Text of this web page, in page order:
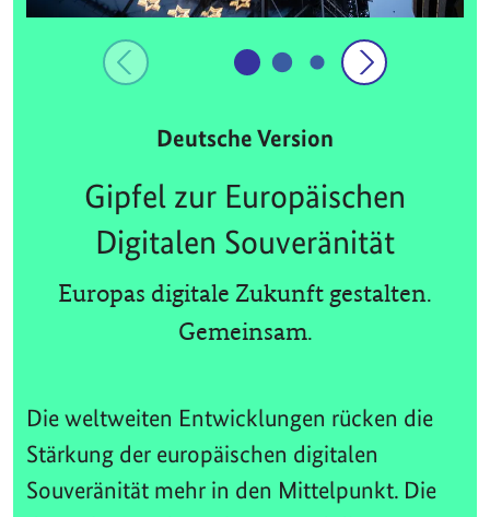
Deutsche Version
Gipfel zur Europäischen
Digitalen Souveränität
Europas digitale Zukunft gestalten.
Gemeinsam.
Die weltweiten Entwicklungen rücken die
Stärkung der europäischen digitalen
Souveränität mehr in den Mittelpunkt. Die